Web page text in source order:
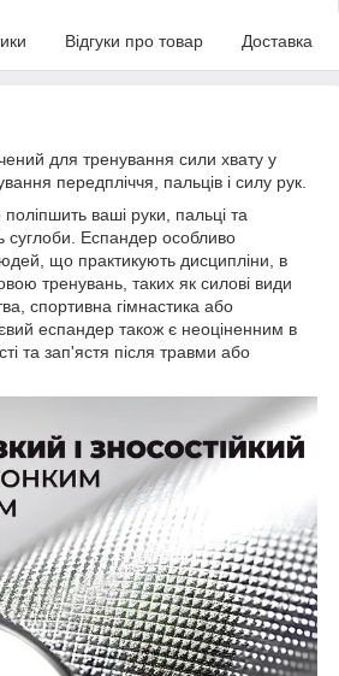
Відгуки про товар Доставка
для тренування сили хвату у
передпліччя, пальців і силу рук.
ваші руки, пальці та
суглоби. Еспандер особливо
що практикують дисципліни, в
тренувань, таких як силові види
спортивна гімнастика або
еспандер також є неоціненним в
та зап'ястя після травми або